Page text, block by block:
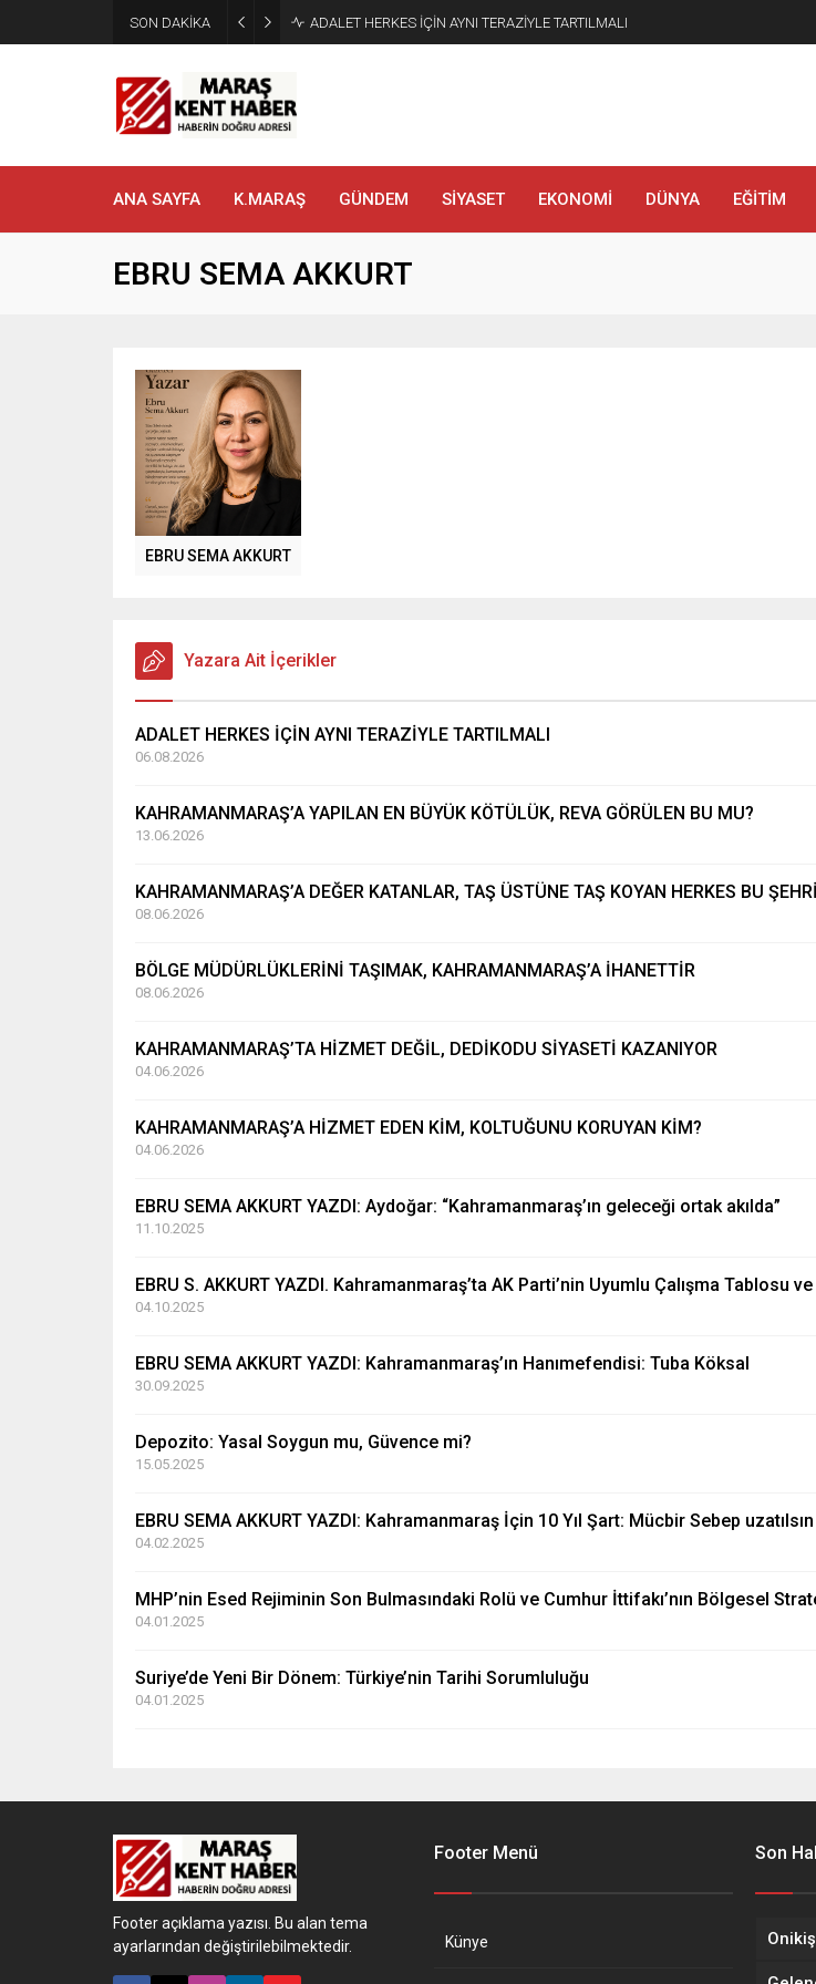
SON DAKİKA Tahliye Kararı Sonrası Kahramanmaraş’ta Tek Soru: Diğerleri neden İçeride?
ANA SAYFA K.MARAŞ GÜNDEM SİYASET EKONOMİ DÜNYA EĞİTİM
EBRU SEMA AKKURT
EBRU SEMA AKKURT
Yazara Ait İçerikler
ADALET HERKES İÇİN AYNI TERAZİYLE TARTILMALI
06.08.2026
KAHRAMANMARAŞ’A YAPILAN EN BÜYÜK KÖTÜLÜK, REVA GÖRÜLEN BU MU?
13.06.2026
KAHRAMANMARAŞ’A DEĞER KATANLAR, TAŞ ÜSTÜNE TAŞ KOYAN HERKES BU
08.06.2026
BÖLGE MÜDÜRLÜKLERİNİ TAŞIMAK, KAHRAMANMARAŞ’A İHANETTİR
08.06.2026
KAHRAMANMARAŞ’TA HİZMET DEĞİL, DEDİKODU SİYASETİ KAZANIYOR
04.06.2026
KAHRAMANMARAŞ’A HİZMET EDEN KİM, KOLTUĞUNU KORUYAN KİM?
04.06.2026
EBRU SEMA AKKURT YAZDI: Aydoğar: “Kahramanmaraş’ın geleceği ortak akılda”
11.10.2025
EBRU S. AKKURT YAZDI. Kahramanmaraş’ta AK Parti’nin Uyumlu Çalışma Tablosu
04.10.2025
EBRU SEMA AKKURT YAZDI: Kahramanmaraş’ın Hanımefendisi: Tuba Köksal
30.09.2025
Depozito: Yasal Soygun mu, Güvence mi?
15.05.2025
EBRU SEMA AKKURT YAZDI: Kahramanmaraş İçin 10 Yıl Şart: Mücbir Sebep
04.02.2025
MHP’nin Esed Rejiminin Son Bulmasındaki Rolü ve Cumhur İttifakı’nın Bölgesel
04.01.2025
Suriye’de Yeni Bir Dönem: Türkiye’nin Tarihi Sorumluluğu
04.01.2025
Footer açıklama yazısı. Bu alan tema
ayarlarından değiştirilebilmektedir.
Footer Menü
Künye
Son